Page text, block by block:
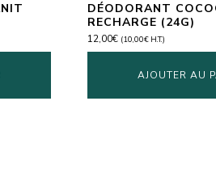
DÉODORANT
RECHARGE (24G)
12,00€ (10,00€ H.T.)
AJOUTER AU